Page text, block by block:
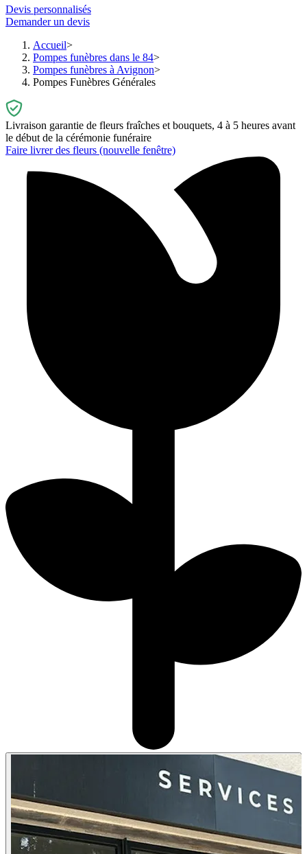
Devis personnalisés
Demander un devis
Accueil
Pompes funèbres dans le 84
Pompes funèbres à Avignon
Pompes Funèbres Générales
Livraison garantie de fleurs fraîches et bouquets, 4 à 5 heures avant
le début de la cérémonie funéraire
Faire livrer des fleurs (nouvelle fenêtre)